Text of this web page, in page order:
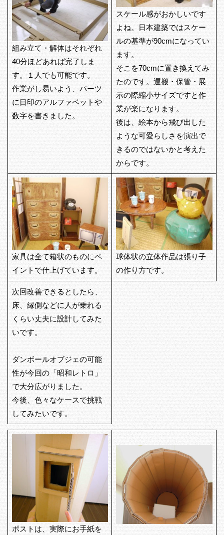
組み立て・解体はそれぞれ
40分ほどあれば完了しま
す。１人でも可能です。
作業がし易いよう、パーツ
に目印のアルファベットや
数字を書きました。
スケール感がおかしいです
よね。日本建築ではスケー
ルの基準が90cmになってい
ます。
そこを70cmに置き換えてみ
たのです。運搬・保管・展
示の際縮小サイズですと作
業が楽になります。
後は、絵本から飛び出した
ような可愛らしさを演出で
きるのではないかと考えた
からです。
家具は全て箱状のものにペ
イントで仕上げています。
球体状の立体作品は張り子
の作り方です。
次回改善できるとしたら、
床、縁側などに人が乗れる
くらい丈夫に設計してみた
いです。
ダンボールオブジェの可能
性が今回の「昭和レトロ」
で大分広がりました。
今後、色々なケースで挑戦
してみたいです。
ポストは、実際にお手紙を